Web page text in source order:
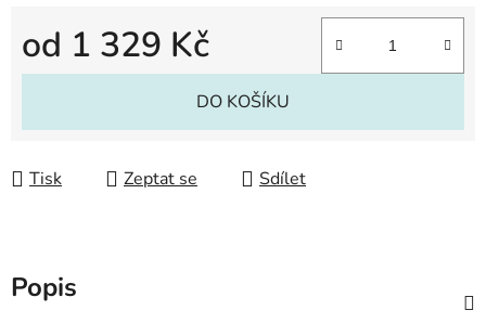
od 1 329 Kč
Měrná cena:
DO KOŠÍKU
Tisk Zeptat se Sdílet
Popis